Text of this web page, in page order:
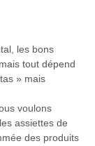
les bons
tout dépend
» mais
voulons
assiettes de
des produits